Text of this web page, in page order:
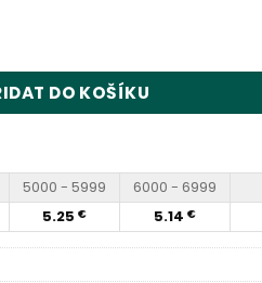
Vape Wholesale množství
DO KOŠÍKU
5000 - 5999 6000 - 6999
5.25 € 5.14 €